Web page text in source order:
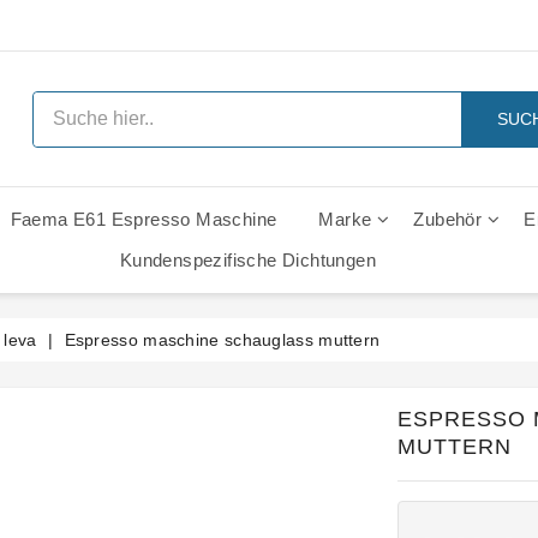
Faema E61 Espresso Maschine Marke Zubehör
Kundenspezifische Dichtungen
leva Espresso maschine schauglass muttern
ESPRESSO
MUTTERN